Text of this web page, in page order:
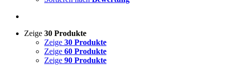
Zeige 30 Produkte
Zeige 30 Produkte
Zeige 60 Produkte
Zeige 90 Produkte